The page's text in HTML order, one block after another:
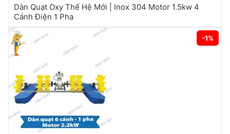
Dàn Quạt Oxy Thế Hệ Mới | Inox 304 Motor 1.5kw 4
Cánh Điện 1 Pha
-1%